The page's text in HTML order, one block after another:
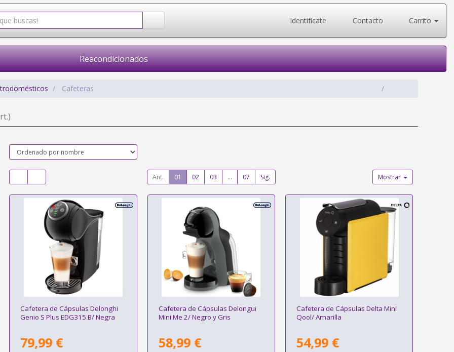
Identifícate Contacto Carrito
Reacondicionados
Cafeteras
Ant. 01 02 03 ... 07 Sig. Mostrar
Cafetera de Cápsulas Delonghi
Genio S Plus EDG315.B/ Negra
79,99 €
Cafetera de Cápsulas Delongui
Mini Me 2/ Negro y Gris
58,99 €
Cafetera de Cápsulas Delta Mini
Qool/ Amarilla
54,99 €